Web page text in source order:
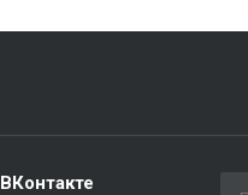
ВКонтакте